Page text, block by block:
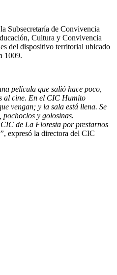
Subsecretaría de Convivencia
Cultura y Convivencia
del dispositivo territorial ubicado
1009.
película que salió hace poco,
al cine. En el CIC Humito
vengan; y la sala está llena. Se
pochoclos y golosinas.
de La Floresta por prestarnos
, expresó la directora del CIC